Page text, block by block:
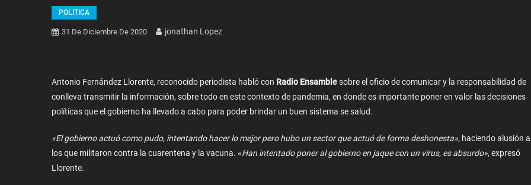
POLITICA
31 De Diciembre De 2020 Jonathan Lopez
Antonio Fernández Llorente, reconocido periodista habló con Radio Ensamblesobre el oficio de comunicar y la responsabilidad de
conlleva transmitir la información, sobre todo en este contexto de pandemia, en donde es importante poner en valor las decisiones
políticas que el gobierno ha llevado a cabo para poder brindar un buen sistema se salud.
«El gobierno actuó como pudo, intentando hacer lo mejor pero hubo un sector que actuó de forma deshonesta», haciendo alusión a
los que militaron contra la cuarentena y la vacuna. «Han intentado poner al gobierno en jaque con un virus, es absurdo», expresó
Llorente.